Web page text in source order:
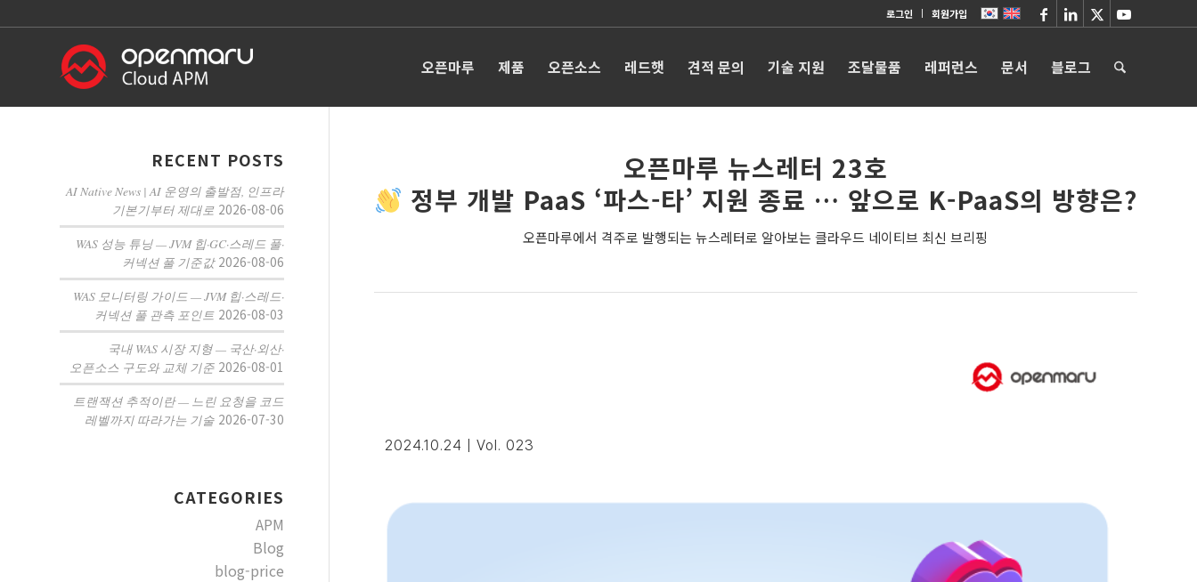
로그인 회원가입
오픈마루 제품 오픈소스 레드햇 견적 문의 기술 지원 조달물품 레퍼런스 문서 블로그
오픈마루 뉴스레터 23호
정부 개발 PaaS ‘파스-타’ 지원 종료 … 앞으로 K-PaaS의 방향은?
오픈마루에서 격주로 발행되는 뉴스레터로 알아보는 클라우드 네이티브 최신 브리핑
2024.10.24 | Vol. 023
RECENT POSTS
AI Native News | AI 운영의 출발점, 인프라
기본기부터 제대로 2026-08-06
WAS 성능 튜닝 — JVM 힙·GC·스레드 풀·
커넥션 풀 기준값 2026-08-06
WAS 모니터링 가이드 — JVM 힙·스레드·
커넥션 풀 관측 포인트 2026-08-03
국내 WAS 시장 지형 — 국산·외산·
오픈소스 구도와 교체 기준 2026-08-01
트랜잭션 추적이란 — 느린 요청을 코드
레벨까지 따라가는 기술 2026-07-30
CATEGORIES
APM
Blog
blog-price